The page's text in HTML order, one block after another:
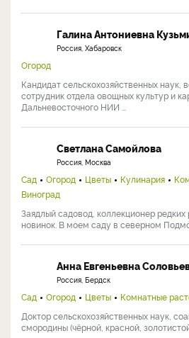
Галина Антониевна
Россия, Хабаровск
Огород
Кандидат сельскохозяйственных наук,
сотрудник отдела овощных культур и
Дальневосточного НИИ ...
Светлана Самойлова
Россия, Москва
Сад Огород Цветы Кулинария
Виноград
Заядлый садовод, коллекционер
новинок. В моем саду в северном
Анна Евгеньевна
Россия, Бердск
Сад Огород Цветы Комнатные
Доктор сельскохозяйственных наук,
смородины (чёрной, красной,